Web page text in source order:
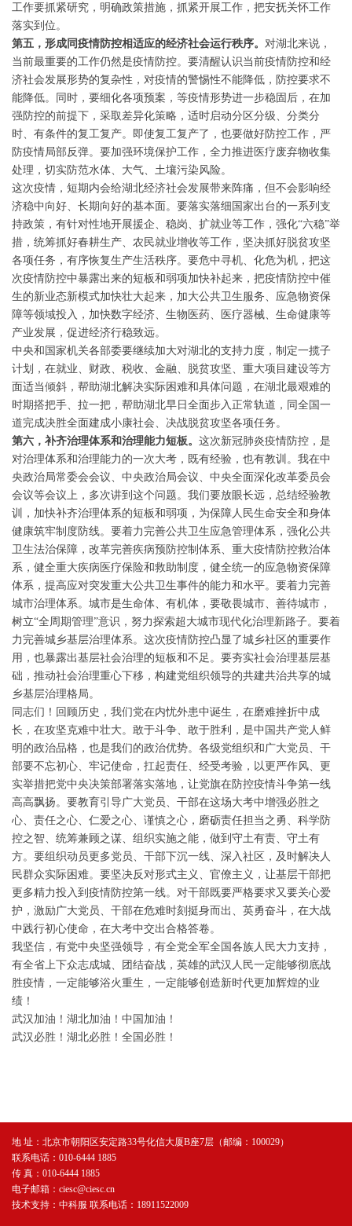
工作要抓紧研究，明确政策措施，抓紧开展工作，把安抚关怀工作
落实到位。
第五，形成同疫情防控相适应的经济社会运行秩序。 对湖北来说，
当前最重要的工作仍然是疫情防控。要清醒认识当前疫情防控和经
济社会发展形势的复杂性，对疫情的警惕性不能降低，防控要求不
能降低。同时，要细化各项预案，等疫情形势进一步稳固后，在加
强防控的前提下，采取差异化策略，适时启动分区分级、分类分
时、有条件的复工复产。即使复工复产了，也要做好防控工作，严
防疫情局部反弹。要加强环境保护工作，全力推进医疗废弃物收集
处理，切实防范水体、大气、土壤污染风险。
这次疫情，短期内会给湖北经济社会发展带来阵痛，但不会影响经
济稳中向好、长期向好的基本面。要落实落细国家出台的一系列支
持政策，有针对性地开展援企、稳岗、扩就业等工作，强化“六稳”举
措，统筹抓好春耕生产、农民就业增收等工作，坚决抓好脱贫攻坚
各项任务，有序恢复生产生活秩序。要危中寻机、化危为机，把这
次疫情防控中暴露出来的短板和弱项加快补起来，把疫情防控中催
生的新业态新模式加快壮大起来，加大公共卫生服务、应急物资保
障等领域投入，加快数字经济、生物医药、医疗器械、生命健康等
产业发展，促进经济行稳致远。
中央和国家机关各部委要继续加大对湖北的支持力度，制定一揽子
计划，在就业、财政、税收、金融、脱贫攻坚、重大项目建设等方
面适当倾斜，帮助湖北解决实际困难和具体问题，在湖北最艰难的
时期搭把手、拉一把，帮助湖北早日全面步入正常轨道，同全国一
道完成决胜全面建成小康社会、决战脱贫攻坚各项任务。
第六，补齐治理体系和治理能力短板。 这次新冠肺炎疫情防控，是
对治理体系和治理能力的一次大考，既有经验，也有教训。我在中
央政治局常委会会议、中央政治局会议、中央全面深化改革委员会
会议等会议上，多次讲到这个问题。我们要放眼长远，总结经验教
训，加快补齐治理体系的短板和弱项，为保障人民生命安全和身体
健康筑牢制度防线。要着力完善公共卫生应急管理体系，强化公共
卫生法治保障，改革完善疾病预防控制体系、重大疫情防控救治体
系，健全重大疾病医疗保险和救助制度，健全统一的应急物资保障
体系，提高应对突发重大公共卫生事件的能力和水平。要着力完善
城市治理体系。城市是生命体、有机体，要敬畏城市、善待城市，
树立“全周期管理”意识，努力探索超大城市现代化治理新路子。要着
力完善城乡基层治理体系。这次疫情防控凸显了城乡社区的重要作
用，也暴露出基层社会治理的短板和不足。要夯实社会治理基层基
础，推动社会治理重心下移，构建党组织领导的共建共治共享的城
乡基层治理格局。
同志们！回顾历史，我们党在内忧外患中诞生，在磨难挫折中成
长，在攻坚克难中壮大。敢于斗争、敢于胜利，是中国共产党人鲜
明的政治品格，也是我们的政治优势。各级党组织和广大党员、干
部要不忘初心、牢记使命，扛起责任、经受考验，以更严作风、更
实举措把党中央决策部署落实落地，让党旗在防控疫情斗争第一线
高高飘扬。要教育引导广大党员、干部在这场大考中增强必胜之
心、责任之心、仁爱之心、谨慎之心，磨砺责任担当之勇、科学防
控之智、统筹兼顾之谋、组织实施之能，做到守土有责、守土有
方。要组织动员更多党员、干部下沉一线、深入社区，及时解决人
民群众实际困难。要坚决反对形式主义、官僚主义，让基层干部把
更多精力投入到疫情防控第一线。对干部既要严格要求又要关心爱
护，激励广大党员、干部在危难时刻挺身而出、英勇奋斗，在大战
中践行初心使命，在大考中交出合格答卷。
我坚信，有党中央坚强领导，有全党全军全国各族人民大力支持，
有全省上下众志成城、团结奋战，英雄的武汉人民一定能够彻底战
胜疫情，一定能够浴火重生，一定能够创造新时代更加辉煌的业
绩！
武汉加油！湖北加油！中国加油！
武汉必胜！湖北必胜！全国必胜！
地 址：北京市朝阳区安定路33号化信大厦B座7层（邮编：100029）
联系电话：010-6444 1885
传 真：010-6444 1885
电子邮箱：ciesc@ciesc.cn
技术支持：中科服 联系电话：18911522009